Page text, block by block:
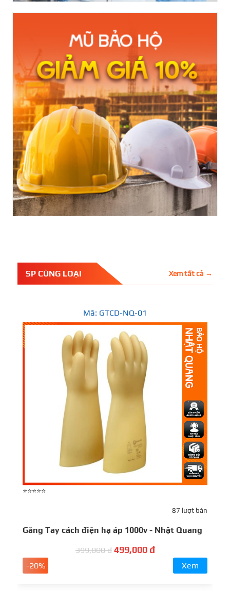
SP CÙNG LOẠI Xem tất cả →
Mã: GTCD-NQ-01
⭐⭐⭐⭐⭐
87 lượt bán
Găng Tay cách điện hạ áp 1000v - Nhật Quang
399,000 đ 499,000 đ
-20% Xem